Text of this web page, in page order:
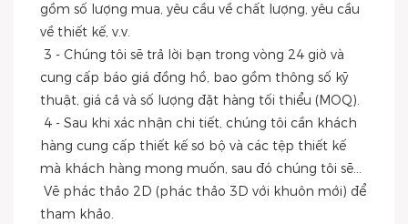
gồm số lượng mua, yêu cầu về chất lượng, yêu cầu
về thiết kế, v.v.
cung cấp báo giá đồng hồ, bao gồm thông số kỹ
thuật, giá cả và số lượng đặt hàng tối thiểu (MOQ).
hàng cung cấp thiết kế sơ bộ và các tệp thiết kế
mà khách hàng mong muốn, sau đó chúng tôi sẽ...
tham khảo.